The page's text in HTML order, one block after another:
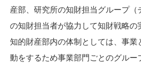
産部、研究所の知財担当グループ（
の知財担当者が協力して知財戦略の
知的財産部内の体制としては、事
動をするため事業部門ごとのグルー